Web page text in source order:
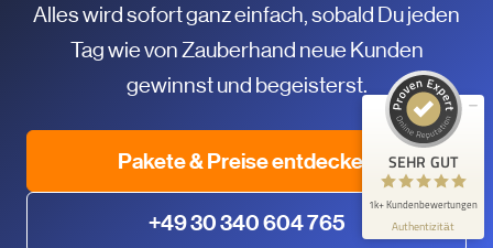
Alles wird sofort ganz einfach, sobald Du jeden
Tag wie von Zauberhand neue Kunden
gewinnst und begeisterst.
Pakete & Preise entdecken
+49 30 340 604 765
SEHR GUT
1k+ Kundenbewertungen
Authentizität
99%
Empfehlungen auf
SEHR GUT
563
Bewertungen auf
ProvenExpert.com
1.101
Bewertungen von 2
anderen Quellen
Blick aufs ProvenExpert-Profil werfen